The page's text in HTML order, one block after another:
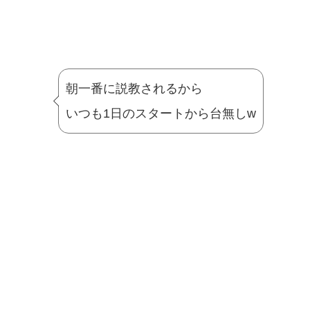
朝一番に説教されるから
いつも1日のスタートから台無しw